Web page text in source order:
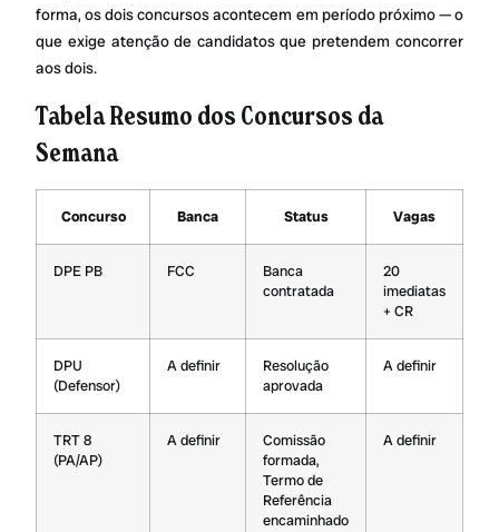
forma, os dois concursos acontecem em período próximo — o
que exige atenção de candidatos que pretendem concorrer
aos dois.
Tabela Resumo dos Concursos da
Semana
Concurso Banca Status Vagas
DPE PB FCC
Banca
contratada
20
imediatas
+ CR
DPU
(Defensor)
A definir
Resolução
aprovada
A definir
TRT 8
(PA/AP)
A definir
Comissão
formada,
Termo de
Referência
encaminhado
A definir